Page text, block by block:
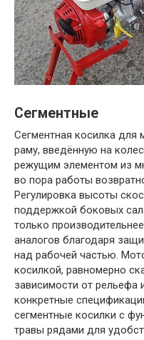
Сегментные
Сегментная косилка для
раму, введённую на
режущим элементом из
во пора работы
Регулировка высоты
поддержкой боковых
только
аналогов благодаря
над рабочей частью.
косилкой, равномерно
зависимости от рельефа
конкретные
сегментные косилки с
травы рядами для